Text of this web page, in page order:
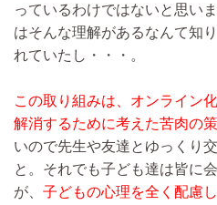
っているわけではないと思い
はそんな理解があるなんて知
れていたし・・・。
この取り組みは、オンライン
解消するために考えた苦肉の策
いので先生や友達とゆっくり
と。それでも子ども達は皆に
が、 子どもの心理を全く配慮